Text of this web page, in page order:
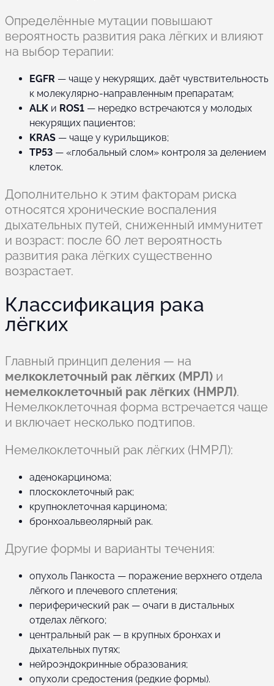
Определённые мутации повышают
вероятность развития рака лёгких и влияют
на выбор терапии:
EGFR — чаще у некурящих, даёт чувствительность
к молекулярно-направленным препаратам;
ALK и ROS1 — нередко встречаются у молодых
некурящих пациентов;
KRAS — чаще у курильщиков;
TP53 — «глобальный слом» контроля за делением
клеток.
Дополнительно к этим факторам риска
относятся хронические воспаления
дыхательных путей, сниженный иммунитет
и возраст: после 60 лет вероятность
развития рака лёгких существенно
возрастает.
Классификация рака
лёгких
Главный принцип деления — на
мелкоклеточный рак лёгких (МРЛ) и
немелкоклеточный рак лёгких (НМРЛ).
Немелкоклеточная форма встречается чаще
и включает несколько подтипов.
Немелкоклеточный рак лёгких (НМРЛ):
аденокарцинома;
плоскоклеточный рак;
крупноклеточная карцинома;
бронхоальвеолярный рак.
Другие формы и варианты течения:
опухоль Панкоста — поражение верхнего отдела
лёгкого и плечевого сплетения;
периферический рак — очаги в дистальных
отделах лёгкого;
центральный рак — в крупных бронхах и
дыхательных путях;
нейроэндокринные образования;
опухоли средостения (редкие формы).